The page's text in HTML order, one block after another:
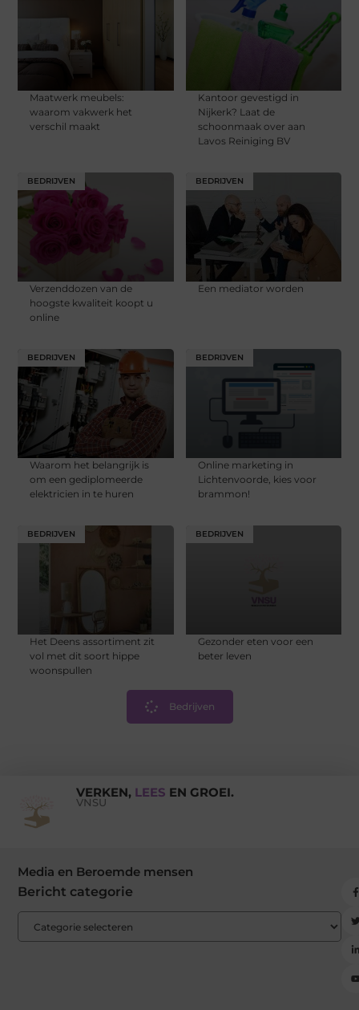
Maatwerk meubels:
waarom vakwerk het
verschil maakt
Kantoor gevestigd in
Nijkerk? Laat de
schoonmaak over aan
Lavos Reiniging BV
BEDRIJVEN
Verzenddozen van de
hoogste kwaliteit koopt u
online
BEDRIJVEN
Een mediator worden
BEDRIJVEN
Waarom het belangrijk is
om een ​​gediplomeerde
elektricien in te huren
BEDRIJVEN
Online marketing in
Lichtenvoorde, kies voor
brammon!
BEDRIJVEN
Het Deens assortiment zit
vol met dit soort hippe
woonspullen
BEDRIJVEN
Gezonder eten voor een
beter leven
Bedrijven
VERKEN, LEES EN GROEI.
VNSU
Media en Beroemde mensen
Bericht categorie